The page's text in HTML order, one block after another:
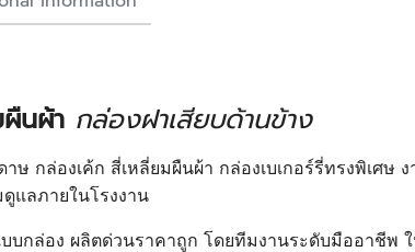
นผ้า กล่องฝาเสียบด้านข้าง
ษ กล่องเค้ก สี่เหลี่ยมผืนผ้า กล่องเบเกอร์รี่ทรงพิเ
แลภายในโรงงาน
กล่อง ผลิตด่วนราคาถูก โดยทีมงานระดับมืออาชีพ